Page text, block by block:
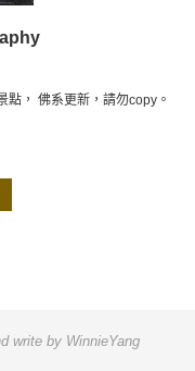
點， 佛系更新，請勿copy。
write by WinnieYang